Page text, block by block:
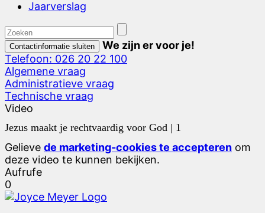
Jaarverslag
Contactinformatie sluiten
We zijn er voor je!
Telefoon: 026 20 22 100
Algemene vraag
Administratieve vraag
Technische vraag
Video
Jezus maakt je rechtvaardig voor God | 1
Gelieve de marketing-cookies te accepteren om
deze video te kunnen bekijken.
Aufrufe
0